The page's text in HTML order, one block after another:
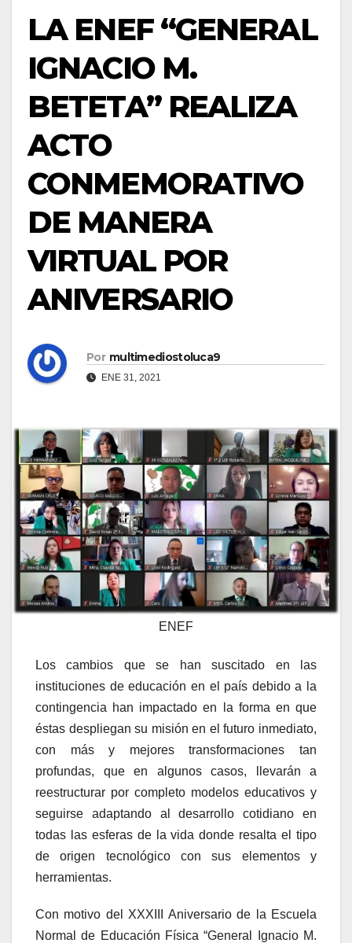
LA ENEF “GENERAL
IGNACIO M.
BETETA” REALIZA
ACTO
CONMEMORATIVO
DE MANERA
VIRTUAL POR
ANIVERSARIO
Por multimediostoluca9
ENE 31, 2021
ENEF
Los cambios que se han suscitado en las
instituciones de educación en el país debido a la
contingencia han impactado en la forma en que
éstas despliegan su misión en el futuro inmediato,
con más y mejores transformaciones tan
profundas, que en algunos casos, llevarán a
reestructurar por completo modelos educativos y
seguirse adaptando al desarrollo cotidiano en
todas las esferas de la vida donde resalta el tipo
de origen tecnológico con sus elementos y
herramientas.
Con motivo del XXXIII Aniversario de la Escuela
Normal de Educación Física “General Ignacio M.